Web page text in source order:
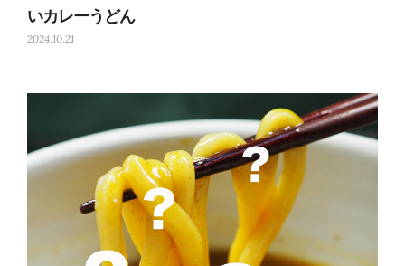
いカレーうどん
2024.10.21